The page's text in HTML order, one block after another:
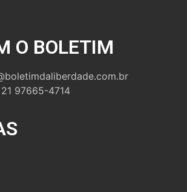
O BOLETIM
97665-4714